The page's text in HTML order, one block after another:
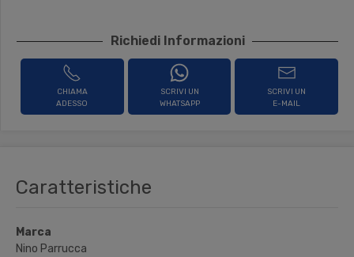
Richiedi Informazioni
CHIAMA
ADESSO
SCRIVI UN
WHATSAPP
SCRIVI UN
E-MAIL
Caratteristiche
Marca
Nino Parrucca